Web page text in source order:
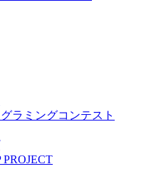
ラミングコンテスト